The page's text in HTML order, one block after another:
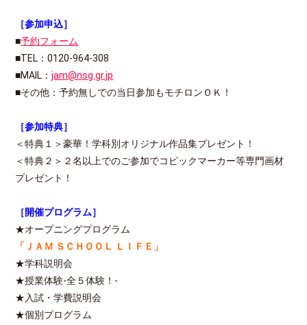
［参加申込］
■予約フォーム
■TEL：0120-964-308
■MAIL：jam@nsg.gr.jp
■その他：予約無しでの当日参加もモチロンＯＫ！
［参加特典］
＜特典１＞豪華！学科別オリジナル作品集プレゼント！
＜特典２＞２名以上でのご参加でコピックマーカー等専門画材
プレゼント！
［開催プログラム］
★オープニングプログラム
「ＪＡＭ ＳＣＨＯＯＬ ＬＩＦＥ」
★学科説明会
★授業体験-全５体験！-
★入試・学費説明会
★個別プログラム